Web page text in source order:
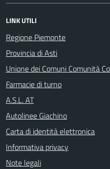
LINK UTILI
Regione Piemonte
Provincia di Asti
Unione dei Comuni Comunità
Farmacie di turno
A.S.L. AT
Autolinee Giachino
Carta di identità elettronica
Informativa privacy
Note legali